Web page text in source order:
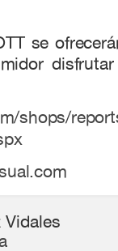
se
shops/
Vidales